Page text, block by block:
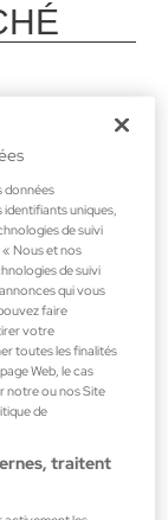
données
uniques,
de suivi
Nous et nos
de suivi
qui vous
faire
votre
toutes les finalités
Web, le cas
notre ou nos Site
de
traitent